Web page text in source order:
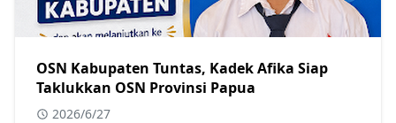
OSN Kabupaten Tuntas, Kadek Afika Siap
Taklukkan OSN Provinsi Papua
2026/6/27